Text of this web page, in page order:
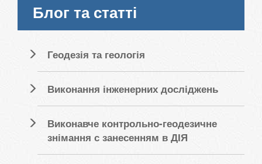
Блог та статті
Геодезія та геологія
Виконання інженерних досліджень
Виконавче контрольно-геодезичне
знімання с занесенням в ДІЯ